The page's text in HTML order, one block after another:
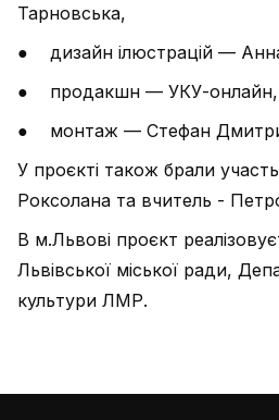
Тарновська,
● дизайн ілюстрацій —
● продакшн — УКУ-онлайн,
● монтаж — Стефан
У проєкті також брали
Роксолана та вчитель -
В м.Львові проєкт
Львівської міської ради,
культури ЛМР.